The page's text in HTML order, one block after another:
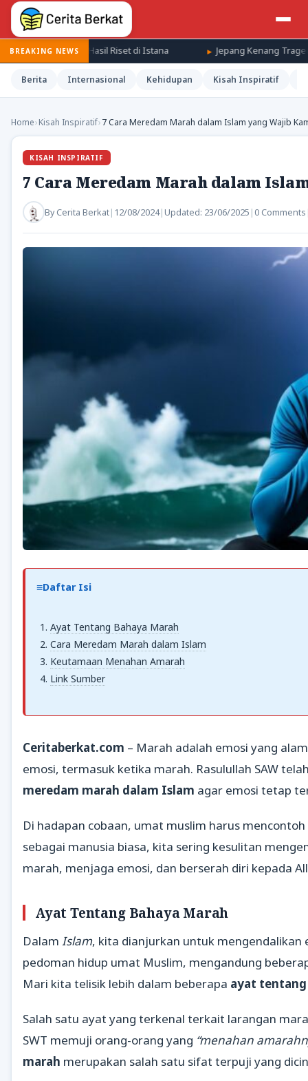
BREAKING NEWS
Riset di Istana Jepang Kenang Tragedi Hiroshima,
Berita Internasional Kehidupan Kisah Inspiratif
Home›Kisah Inspiratif›7 Cara Meredam Marah dalam Islam yang Wajib
KISAH INSPIRATIF
7 Cara Meredam Marah dalam
ByCerita Berkat| 12/08/2024| Updated: 23/06/2025 | 0 Comments
Daftar Isi
Ayat Tentang Bahaya Marah
Cara Meredam Marah dalam Islam
Keutamaan Menahan Amarah
Link Sumber
Ceritaberkat.com – Marah adalah emosi yang
emosi, termasuk ketika marah. Rasulullah SAW
meredam marah dalam Islam agar emosi tetap
Di hadapan cobaan, umat muslim harus
sebagai manusia biasa, kita sering kesulitan
marah, menjaga emosi, dan berserah diri kepada
Ayat Tentang Bahaya Marah
Dalam Islam, kita dianjurkan untuk
pedoman hidup umat Muslim, mengandung
Mari kita telisik lebih dalam beberapa ayat
Salah satu ayat yang terkenal terkait larangan
SWT memuji orang-orang yang “menahan
marah merupakan salah satu sifat terpuji yang